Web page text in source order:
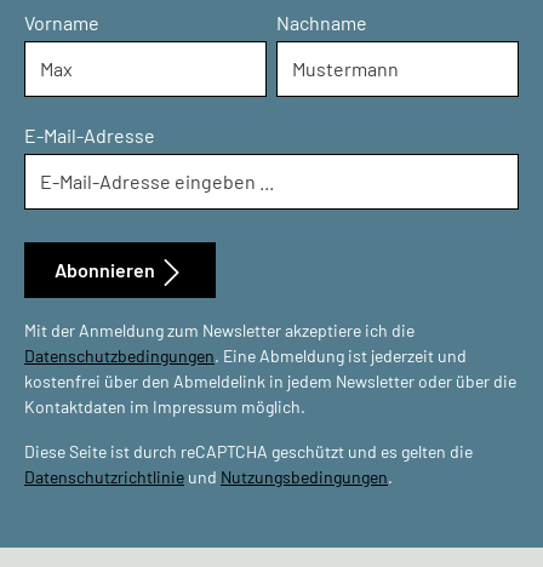
Vorname Nachname
E-Mail-Adresse
Mit der Anmeldung zum Newsletter akzeptiere ich die
Datenschutzbedingungen. Eine Abmeldung ist jederzeit und
kostenfrei über den Abmeldelink in jedem Newsletter oder über die
Kontaktdaten im Impressum möglich.
Diese Seite ist durch reCAPTCHA geschützt und es gelten die
Datenschutzrichtlinie und Nutzungsbedingungen.
Abonnieren